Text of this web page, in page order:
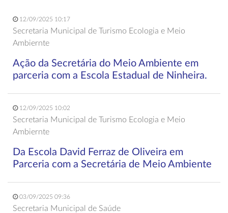
12/09/2025 10:17
Secretaria Municipal de Turismo Ecologia e Meio
Ambiernte
Ação da Secretária do Meio Ambiente em
parceria com a Escola Estadual de Ninheira.
12/09/2025 10:02
Secretaria Municipal de Turismo Ecologia e Meio
Ambiernte
Da Escola David Ferraz de Oliveira em
Parceria com a Secretária de Meio Ambiente
03/09/2025 09:36
Secretaria Municipal de Saúde